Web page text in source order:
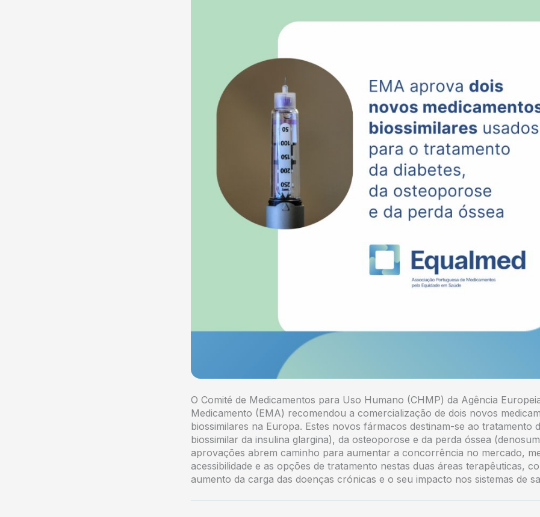
O Comité de Medicamentos para Uso Humano (CHMP) da Agência
Medicamento (EMA) recomendou a comercialização de dois novos
biossimilares na Europa. Estes novos fármacos destinam-se ao tratamento
biossimilar da insulina glargina), da osteoporose e da perda óssea
aprovações abrem caminho para aumentar a concorrência no mercado,
acessibilidade e as opções de tratamento nestas duas áreas terapêuticas,
aumento da carga das doenças crónicas e o seu impacto nos sistemas de